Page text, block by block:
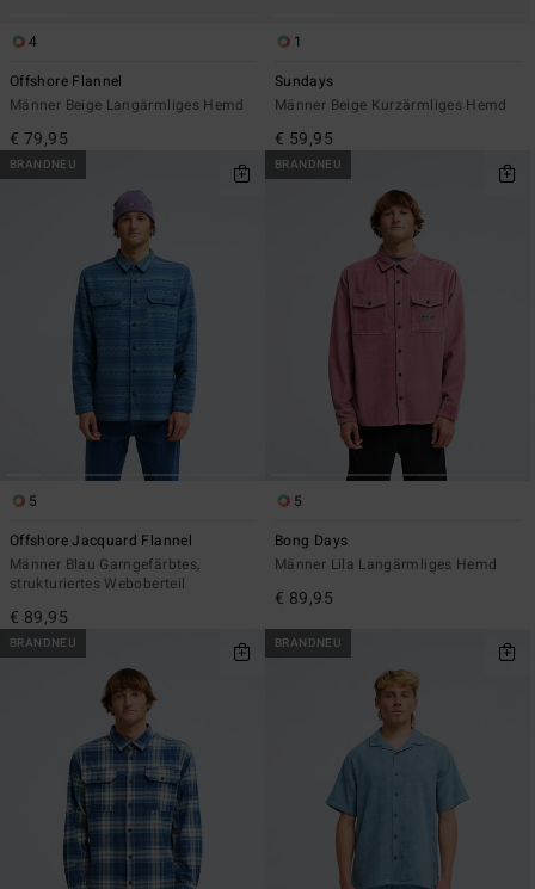
4
Offshore Flannel
Männer Beige Langärmliges Hemd
€ 79,95
1
Sundays
Männer Beige Kurzärmliges Hemd
€ 59,95
BRANDNEU
5
Offshore Jacquard Flannel
Männer Blau Garngefärbtes,
strukturiertes Weboberteil
€ 89,95
BRANDNEU
5
Bong Days
Männer Lila Langärmliges Hemd
€ 89,95
BRANDNEU BRANDNEU